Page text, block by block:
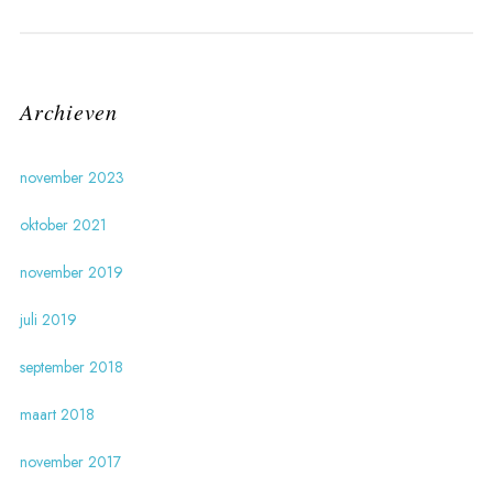
Archieven
november 2023
oktober 2021
november 2019
juli 2019
september 2018
maart 2018
november 2017